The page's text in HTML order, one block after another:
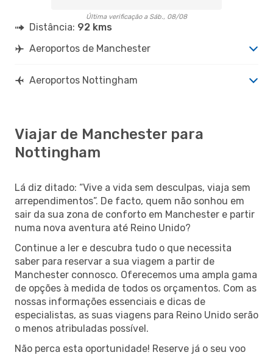
Última verificação a Sáb., 08/08
Distância: 92 kms
Aeroportos de Manchester
Aeroportos Nottingham
Viajar de Manchester para
Nottingham
Lá diz ditado: “Vive a vida sem desculpas, viaja sem
arrependimentos”. De facto, quem não sonhou em
sair da sua zona de conforto em Manchester e partir
numa nova aventura até Reino Unido?
Continue a ler e descubra tudo o que necessita
saber para reservar a sua viagem a partir de
Manchester connosco. Oferecemos uma ampla gama
de opções à medida de todos os orçamentos. Com as
nossas informações essenciais e dicas de
especialistas, as suas viagens para Reino Unido serão
o menos atribuladas possível.
Não perca esta oportunidade! Reserve já o seu voo